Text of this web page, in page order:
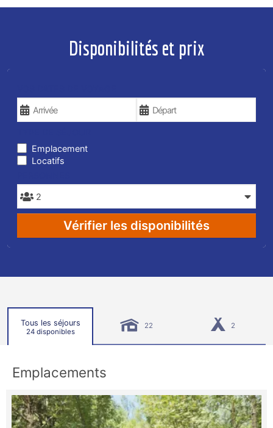
Disponibilités et prix
Emplacement
Locatifs
Vérifier les disponibilités
Tous les séjours
24 disponibles
22 2
Emplacements